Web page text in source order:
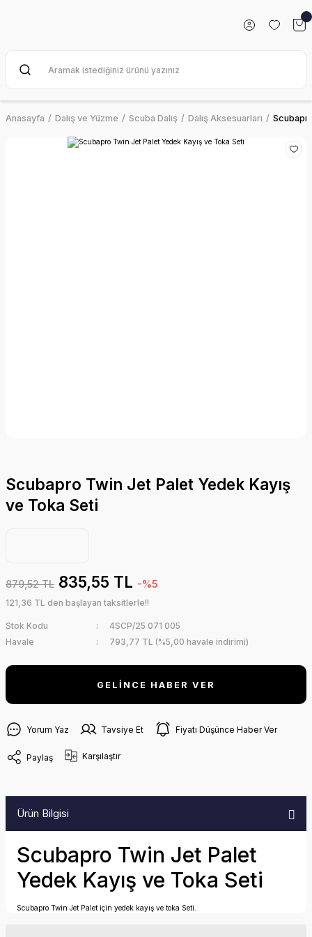
Anasayfa Dalış ve Yüzme Scuba Dalış Dalış Aksesuarları
Scubapro Twin Jet Palet Yedek Kayış
ve Toka Seti
879,52 TL 835,55 TL -%5
121,36 TL den başlayan taksitlerle!!
Stok Kodu
4SCP/25 071 005
Havale
793,77 TL (%5,00 havale indirimi)
GELİNCE HABER VER
Yorum Yaz Tavsiye Et Fiyatı Düşünce Haber Ver
Paylaş Karşılaştır
Ürün Bilgisi
Scubapro Twin Jet Palet
Yedek Kayış ve Toka Seti
Scubapro Twin Jet Palet için yedek kayış ve toka Seti.